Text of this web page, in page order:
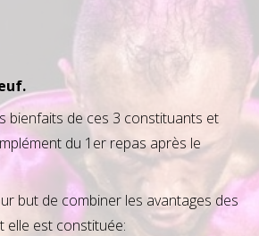
bienfaits de ces 3 constituants et
du 1er repas après le
but de combiner les avantages des
est constituée: